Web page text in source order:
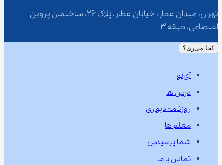
تهران، میدان عطار، خیابان عطار، پلاک 26، ساختمان پروین
اعتصامی، طبقه 3
کجا می‌ری؟
آی‌نو
درس ها
روزنامه دیواری
معلم ها
شما پرسیدین
تماس با ما